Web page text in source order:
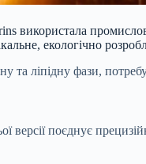
використала
екологічно
та ліпідну фази,
версії поєднує